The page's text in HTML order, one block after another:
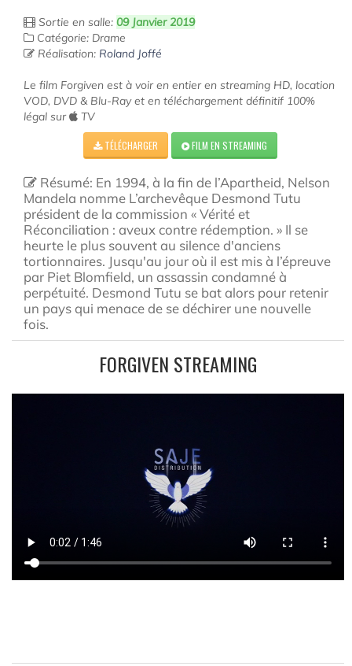
Sortie en salle: 09 Janvier 2019
Catégorie: Drame
Réalisation: Roland Joffé
Le film Forgiven est à voir en entier en streaming HD, location
VOD, DVD & Blu-Ray et en téléchargement définitif 100%
légal sur
TV
TÉLÉCHARGER FILM EN STREAMING
Résumé: En 1994, à la fin de l’Apartheid, Nelson
Mandela nomme L’archevêque Desmond Tutu
président de la commission « Vérité et
Réconciliation : aveux contre rédemption. » Il se
heurte le plus souvent au silence d'anciens
tortionnaires. Jusqu'au jour où il est mis à l’épreuve
par Piet Blomfield, un assassin condamné à
perpétuité. Desmond Tutu se bat alors pour retenir
un pays qui menace de se déchirer une nouvelle
fois.
FORGIVEN STREAMING